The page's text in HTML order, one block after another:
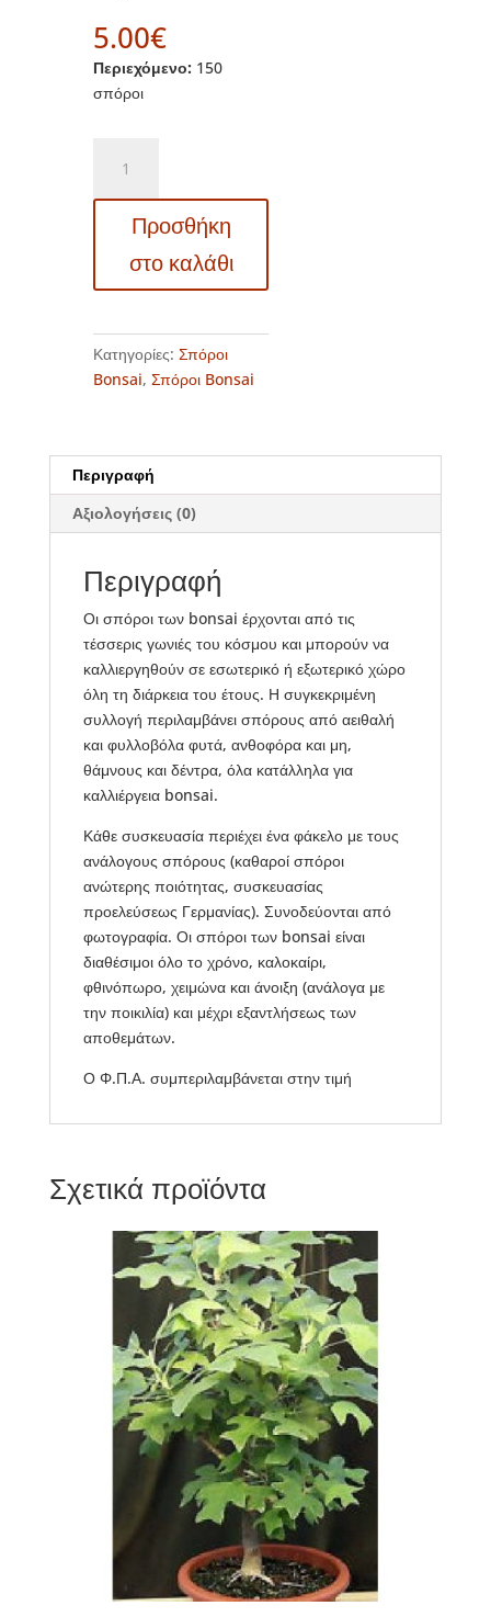
5.00€
Περιεχόμενο: 150
σπόροι
Bonsai
-
14005
styraciflua
Προσθήκη
στο καλάθι
Κατηγορίες: Σπόροι
Bonsai, Σπόροι Bonsai
Περιγραφή
Αξιολογήσεις (0)
Περιγραφή
Οι σπόροι των bonsai έρχονται από τις
τέσσερις γωνιές του κόσμου και μπορούν να
καλλιεργηθούν σε εσωτερικό ή εξωτερικό χώρο
όλη τη διάρκεια του έτους. Η συγκεκριμένη
συλλογή περιλαμβάνει σπόρους από αειθαλή
και φυλλοβόλα φυτά, ανθοφόρα και μη,
θάμνους και δέντρα, όλα κατάλληλα για
καλλιέργεια bonsai.
Κάθε συσκευασία περιέχει ένα φάκελο με τους
ανάλογους σπόρους (καθαροί σπόροι
ανώτερης ποιότητας, συσκευασίας
προελεύσεως Γερμανίας). Συνοδεύονται από
φωτογραφία. Οι σπόροι των bonsai είναι
διαθέσιμοι όλο το χρόνο, καλοκαίρι,
φθινόπωρο, χειμώνα και άνοιξη (ανάλογα με
την ποικιλία) και μέχρι εξαντλήσεως των
αποθεμάτων.
Ο Φ.Π.Α. συμπεριλαμβάνεται στην τιμή
Σχετικά προϊόντα